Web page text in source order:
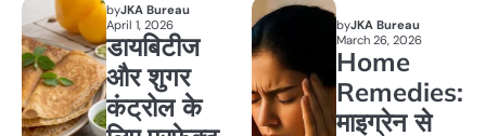
byJKA Bureau
April 1, 2026
डायबिटीज
और शुगर
कंट्रोल के
byJKA Bureau
March 26, 2026
Home
Remedies:
माइग्रेन से